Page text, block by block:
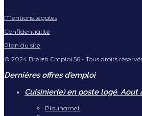
Mentions légales
Confidentialité
Plan du site
© 2024 Breizh Emploi 56 - Tous droits
Dernières offres d’emploi
Cuisinier(e) en poste logé. Aout
Plouharnel